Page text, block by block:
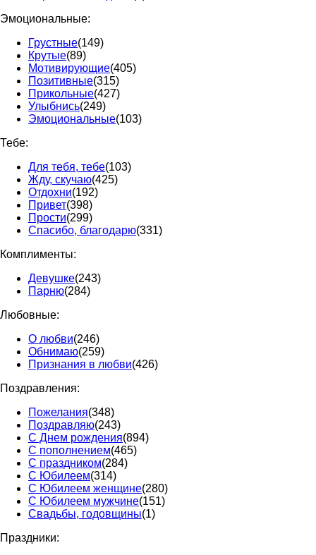
Эмоциональные:
Грустные(149)
Крутые(89)
Мотивирующие(405)
Позитивные(315)
Прикольные(427)
Улыбнись(249)
Эмоциональные(103)
Тебе:
Для тебя, тебе(103)
Жду, скучаю(425)
Отдохни(192)
Привет(398)
Прости(299)
Спасибо, благодарю(331)
Комплименты:
Девушке(243)
Парню(284)
Любовные:
О любви(246)
Обнимаю(259)
Признания в любви(426)
Поздравления:
Пожелания(348)
Поздравляю(243)
С Днем рождения(894)
С пополнением(465)
С праздником(284)
С Юбилеем(314)
С Юбилеем женщине(280)
С Юбилеем мужчине(151)
Свадьбы, годовщины(1)
Праздники: